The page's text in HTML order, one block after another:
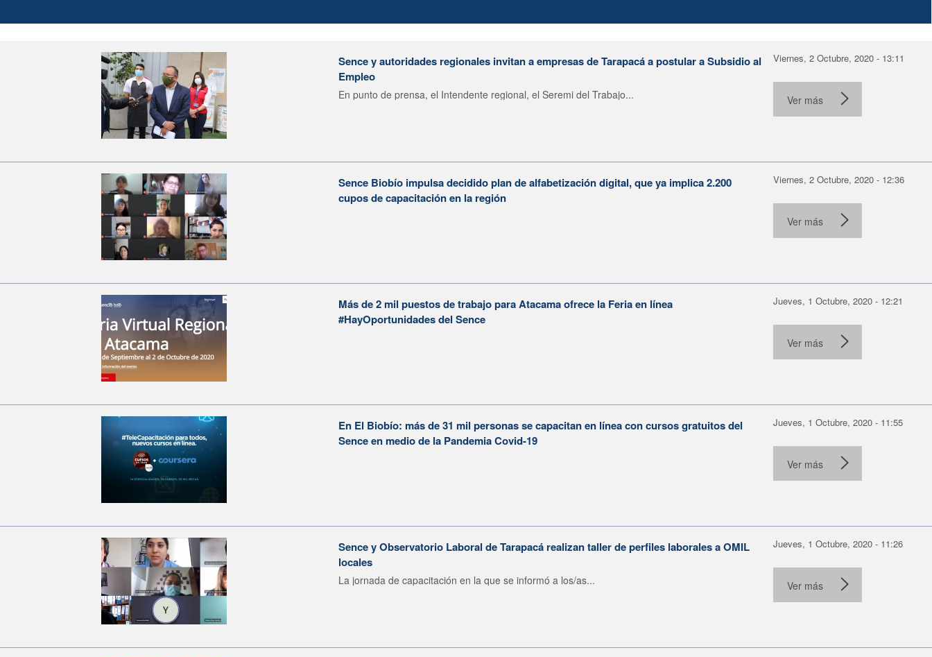
Sence y autoridades regionales invitan a empresas de Tarapacá a postular a Subsidio al
Empleo
En punto de prensa, el Intendente regional, el Seremi del Trabajo...
Viernes, 2 Octubre, 2020 - 13:11
Ver más
Sence Biobío impulsa decidido plan de alfabetización digital, que ya implica 2.200
cupos de capacitación en la región
Viernes, 2 Octubre, 2020 - 12:36
Ver más
Más de 2 mil puestos de trabajo para Atacama ofrece la Feria en línea
#HayOportunidades del Sence
Jueves, 1 Octubre, 2020 - 12:21
Ver más
En El Biobío: más de 31 mil personas se capacitan en línea con cursos gratuitos del
Sence en medio de la Pandemia Covid-19
Jueves, 1 Octubre, 2020 - 11:55
Ver más
Sence y Observatorio Laboral de Tarapacá realizan taller de perfiles laborales a OMIL
locales
La jornada de capacitación en la que se informó a los/as...
Jueves, 1 Octubre, 2020 - 11:26
Ver más